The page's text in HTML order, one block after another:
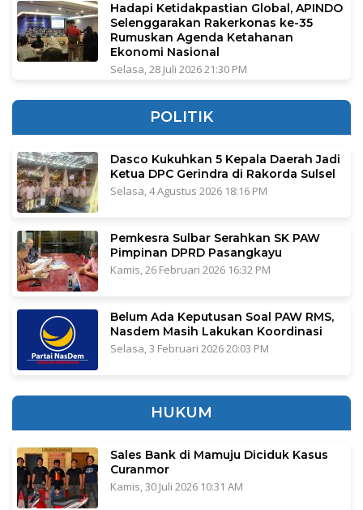
Hadapi Ketidakpastian Global, APINDO
Selenggarakan Rakerkonas ke-35
Rumuskan Agenda Ketahanan
Ekonomi Nasional
Selasa, 28 Juli 2026 21:30 PM
POLITIK
Dasco Kukuhkan 5 Kepala Daerah Jadi
Ketua DPC Gerindra di Rakorda Sulsel
Selasa, 4 Agustus 2026 18:16 PM
Pemkesra Sulbar Serahkan SK PAW
Pimpinan DPRD Pasangkayu
Kamis, 26 Februari 2026 16:32 PM
Belum Ada Keputusan Soal PAW RMS,
Nasdem Masih Lakukan Koordinasi
Selasa, 3 Februari 2026 20:03 PM
HUKUM
Sales Bank di Mamuju Diciduk Kasus
Curanmor
Kamis, 30 Juli 2026 10:31 AM